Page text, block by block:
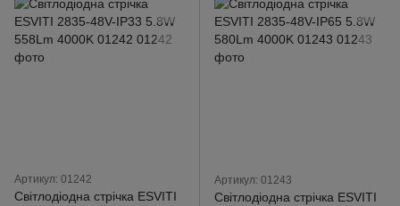
Артикул: 01242
Світлодіодна стрічка ESVITI
Артикул: 01243
Світлодіодна стрічка ESVITI